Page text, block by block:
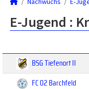
E-Jugend :
BSG Tiefenort II
FC 02 Barchfeld